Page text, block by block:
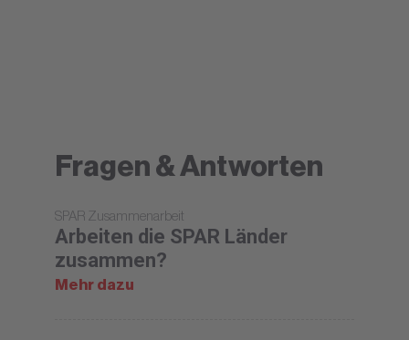
Fragen & Antworten
SPAR Zusammenarbeit
Arbeiten die SPAR Länder
zusammen?
Mehr dazu